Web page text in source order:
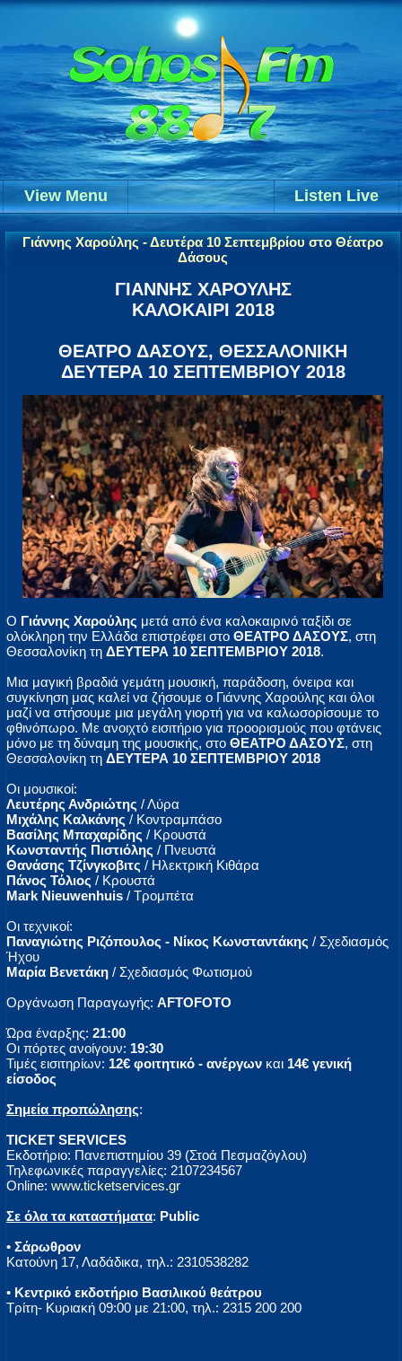
Listen Live
View Menu
Γιάννης Χαρούλης - Δευτέρα 10 Σεπτεμβρίου στο Θέατρο
Δάσους
ΓΙΑΝΝΗΣ ΧΑΡΟΥΛΗΣ
ΚΑΛΟΚΑΙΡΙ 2018
ΘΕΑΤΡΟ ΔΑΣΟΥΣ, ΘΕΣΣΑΛΟΝΙΚΗ
ΔΕΥΤΕΡΑ 10 ΣΕΠΤΕΜΒΡΙΟΥ 2018
Ο Γιάννης Χαρούλης μετά από ένα καλοκαιρινό ταξίδι σε
ολόκληρη την Ελλάδα επιστρέφει στο ΘΕΑΤΡΟ ΔΑΣΟΥΣ, στη
Θεσσαλονίκη τη ΔΕΥΤΕΡΑ 10 ΣΕΠΤΕΜΒΡΙΟΥ 2018.
Μια μαγική βραδιά γεμάτη μουσική, παράδοση, όνειρα και
συγκίνηση μας καλεί να ζήσουμε ο Γιάννης Χαρούλης και όλοι
μαζί να στήσουμε μια μεγάλη γιορτή για να καλωσορίσουμε το
φθινόπωρο. Με ανοιχτό εισιτήριο για προορισμούς που φτάνεις
μόνο με τη δύναμη της μουσικής, στο ΘΕΑΤΡΟ ΔΑΣΟΥΣ, στη
Θεσσαλονίκη τη ΔΕΥΤΕΡΑ 10 ΣΕΠΤΕΜΒΡΙΟΥ 2018
Οι μουσικοί:
Λευτέρης Ανδριώτης / Λύρα
Μιχάλης Καλκάνης / Κοντραμπάσο
Βασίλης Μπαχαρίδης / Κρουστά
Κωνσταντής Πιστιόλης / Πνευστά
Θανάσης Τζίνγκοβιτς / Ηλεκτρική Κιθάρα
Πάνος Τόλιος / Κρουστά
Mark Nieuwenhuis / Τρομπέτα
Οι τεχνικοί:
Παναγιώτης Ριζόπουλος - Νίκος Κωνσταντάκης / Σχεδιασμός
Ήχου
Μαρία Βενετάκη / Σχεδιασμός Φωτισμού
Οργάνωση Παραγωγής: AFTOFOTO
Ώρα έναρξης: 21:00
Οι πόρτες ανοίγουν: 19:30
Τιμές εισιτηρίων: 12€ φοιτητικό - ανέργων και 14€ γενική
είσοδος
Σημεία προπώλησης:
TICKET SERVICES
Εκδοτήριο: Πανεπιστημίου 39 (Στοά Πεσμαζόγλου)
Τηλεφωνικές παραγγελίες: 2107234567
Online: www.ticketservices.gr
Σε όλα τα καταστήματα: Public
• Σάρωθρον
Κατούνη 17, Λαδάδικα, τηλ.: 2310538282
• Κεντρικό εκδοτήριο Βασιλικού θεάτρου
Τρίτη- Κυριακή 09:00 με 21:00, τηλ.: 2315 200 200